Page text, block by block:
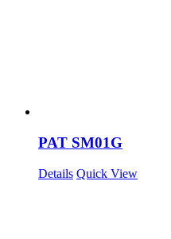
PAT SM01G
Details Quick View